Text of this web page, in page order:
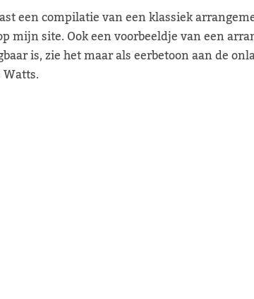
een compilatie van een klassiek
mijn site. Ook een voorbeeldje van een
is, zie het maar als eerbetoon aan de